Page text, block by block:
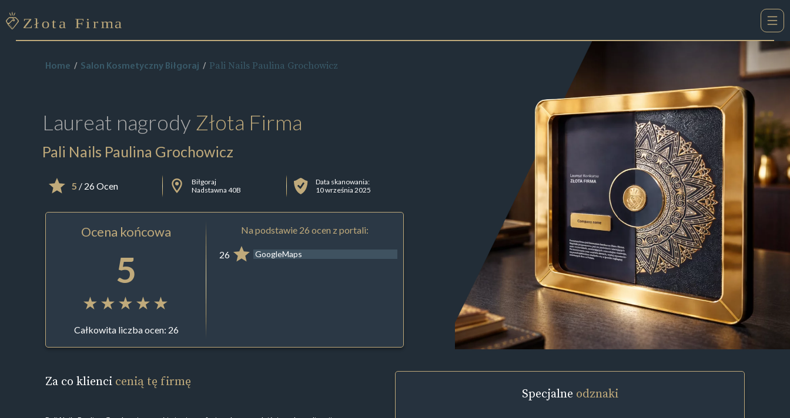
Home Salon Kosmetyczny Biłgoraj Pali Nails Paulina Grochowicz
Laureat nagrody Złota Firma
Pali Nails Paulina Grochowicz
5 / 26 Ocen
Biłgoraj
Nadstawna 40B
Data skanowania:
10 września 2025
Ocena końcowa
5
Całkowita liczba ocen: 26
Na podstawie 26 ocen z portali:
26 GoogleMaps
Za co klienci cenią tę firmę
Specjalne odznaki